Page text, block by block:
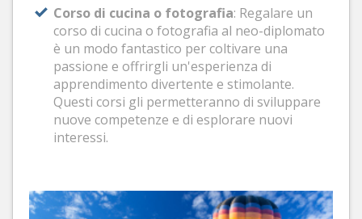
Corso di cucina o fotografia: Regalare un
corso di cucina o fotografia al neo-diplomato
è un modo fantastico per coltivare una
passione e offrirgli un'esperienza di
apprendimento divertente e stimolante.
Questi corsi gli permetteranno di sviluppare
nuove competenze e di esplorare nuovi
interessi.